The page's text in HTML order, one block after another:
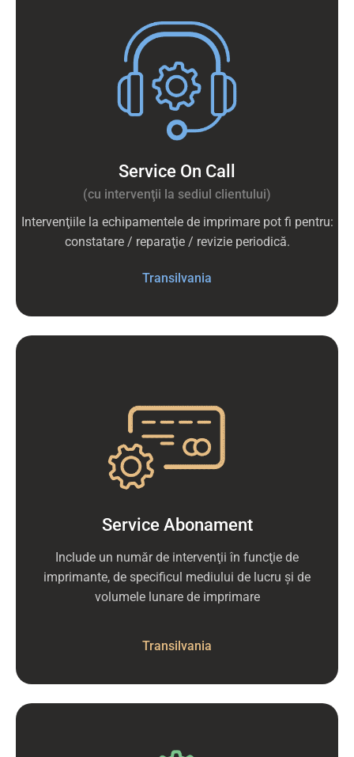
Service On Call
(cu intervenţii la sediul clientului)
Intervenţiile la echipamentele de imprimare pot fi pentru:
constatare / reparaţie / revizie periodică.
Transilvania
Service Abonament
Include un număr de intervenţii în funcţie de
imprimante, de specificul mediului de lucru şi de
volumele lunare de imprimare
Transilvania